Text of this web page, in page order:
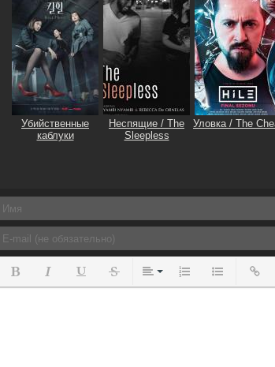
Убийственные
каблуки
Неспящие / The
Sleepless
Уловка / The
Полужирный
КурсивПодчеркнутый
ЗачеркнутыйВыравнивание
Нумерованный